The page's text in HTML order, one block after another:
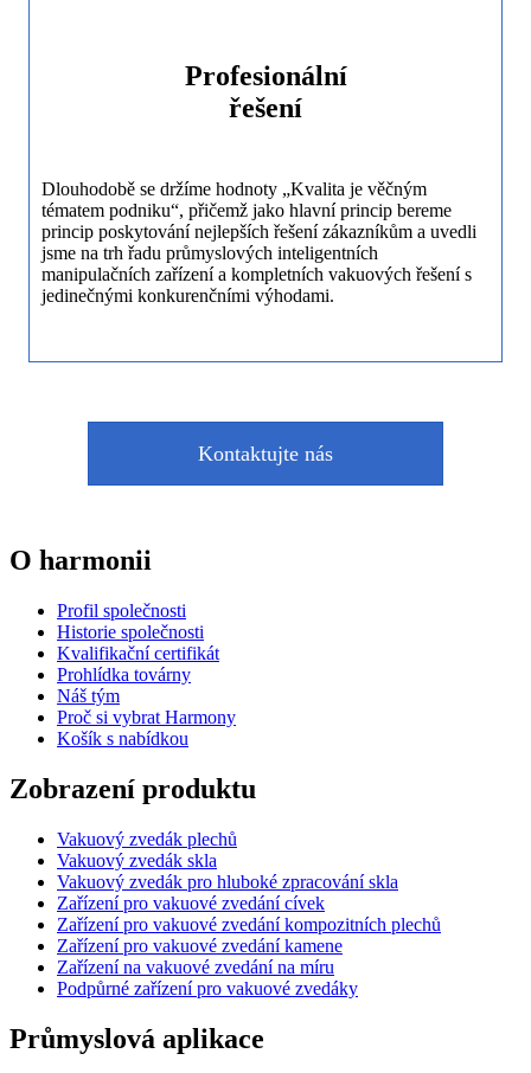
Profesionální
řešení
Dlouhodobě se držíme hodnoty „Kvalita je věčným
tématem podniku“, přičemž jako hlavní princip bereme
princip poskytování nejlepších řešení zákazníkům a uvedli
jsme na trh řadu průmyslových inteligentních
manipulačních zařízení a kompletních vakuových řešení s
jedinečnými konkurenčními výhodami.
Kontaktujte nás
O harmonii
Profil společnosti
Historie společnosti
Kvalifikační certifikát
Prohlídka továrny
Náš tým
Proč si vybrat Harmony
Košík s nabídkou
Zobrazení produktu
Vakuový zvedák plechů
Vakuový zvedák skla
Vakuový zvedák pro hluboké zpracování skla
Zařízení pro vakuové zvedání cívek
Zařízení pro vakuové zvedání kompozitních plechů
Zařízení pro vakuové zvedání kamene
Zařízení na vakuové zvedání na míru
Podpůrné zařízení pro vakuové zvedáky
Průmyslová aplikace